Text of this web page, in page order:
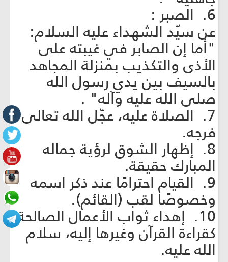
6. الصبر :
عن سيّد الشهداء عليه السلام:
"أما إن الصابر في غيبته على
الأذى والتكذيب بمنزلة المجاهد
بالسيف بين يدي رسول الله
صلى الله عليه وآله" .
7. الصلاة عليه، عجّل الله تعالى
فرجه.
8. إظهار الشوق لرؤية جماله
المبارك حقيقة.
9. القيام احترامًا عند ذكر اسمه
وخصوصًا لقب (القائم).
10. إهداء ثواب الأعمال الصالحة
كقراءة القرآن وغيرها إليه، سلام
الله عليه.